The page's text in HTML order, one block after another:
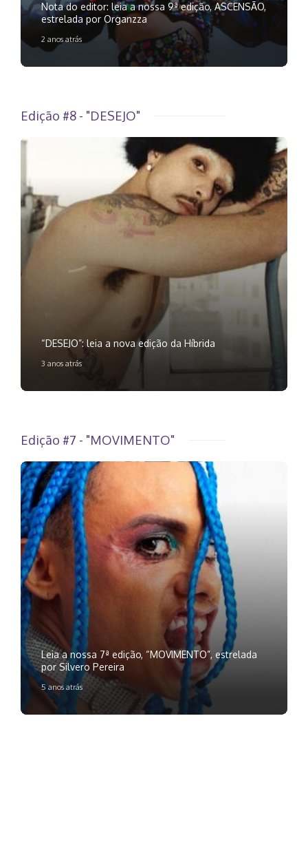
Nota do editor: leia a nossa 9ª edição, ASCENSÃO,
estrelada por Organzza
2 anos atrás
Edição #8 - "DESEJO"
“DESEJO”: leia a nova edição da Híbrida
3 anos atrás
Edição #7 - "MOVIMENTO"
Leia a nossa 7ª edição, “MOVIMENTO”, estrelada
por Silvero Pereira
5 anos atrás